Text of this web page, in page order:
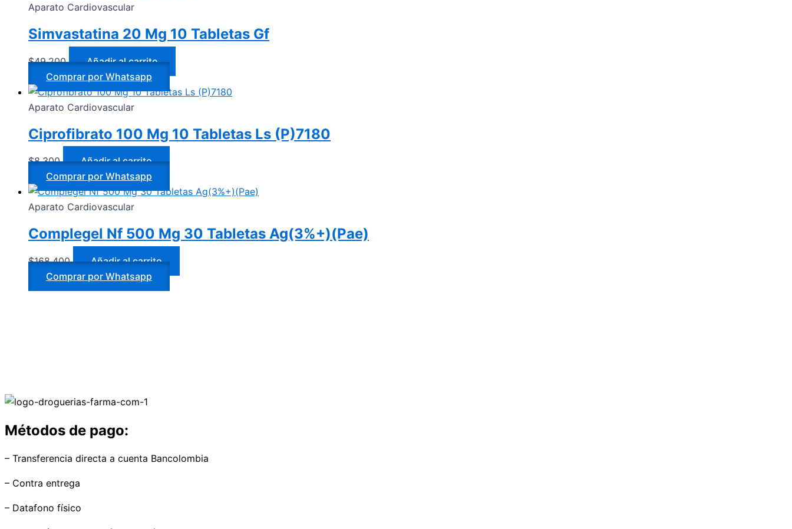
Aparato Cardiovascular
Simvastatina 20 Mg 10 Tabletas Gf
$49.200
Añadir al carrito
Comprar por Whatsapp
Aparato Cardiovascular
Ciprofibrato 100 Mg 10 Tabletas Ls (P)7180
$8.300
Añadir al carrito
Comprar por Whatsapp
Aparato Cardiovascular
Complegel Nf 500 Mg 30 Tabletas Ag(3%+)(Pae)
$168.400
Añadir al carrito
Comprar por Whatsapp
Métodos de pago:
– Transferencia directa a cuenta Bancolombia
– Contra entrega
– Datafono físico